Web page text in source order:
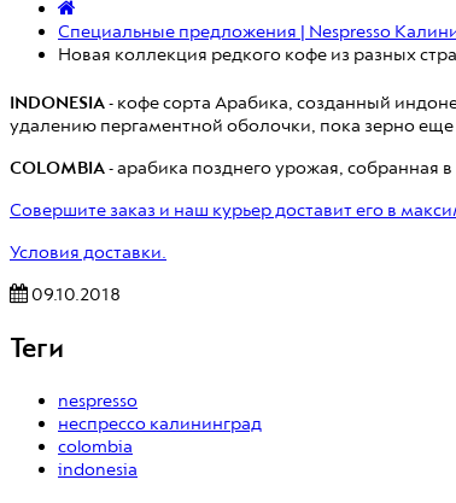
Специальные предложения | Nespresso
Новая коллекция редкого кофе из разных
INDONESIA- кофе сорта Арабика, созданный
удалению пергаментной оболочки, пока зерно
COLOMBIA- арабика позднего урожая, собранная
Совершите заказ и наш курьер доставит его в
Условия доставки.
09.10.2018
Теги
nespresso
неспрессо калининград
colombia
indonesia